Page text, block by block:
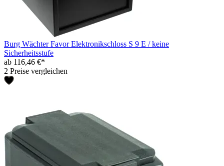
Burg Wächter Favor Elektronikschloss S 9 E / keine
Sicherheitsstufe
ab 116,46 €*
2 Preise vergleichen